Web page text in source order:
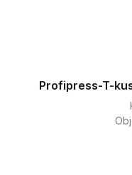
Profipress-T-